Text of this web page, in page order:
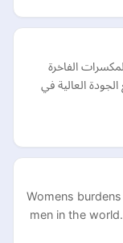
الفاخرة
العالية في
Womens
men in the